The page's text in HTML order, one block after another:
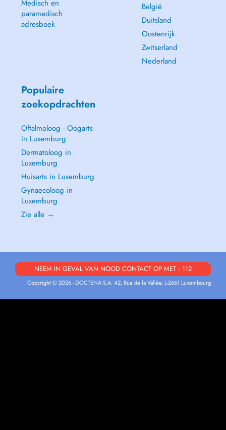
Medisch en
paramedisch
adresboek
België
Duitsland
Oostenrijk
Zwitserland
Nederland
Populaire
zoekopdrachten
Oftalmoloog - Oogarts
in Luxemburg
Dermatoloog in
Luxemburg
Huisarts in Luxemburg
Gynaecoloog in
Luxemburg
Zie alle →
NEEM IN GEVAL VAN NOOD CONTACT OP MET : 112
Copyright © 2026 - DOCTENA S.A. 42, Rue de la Vallée, L-2661 Luxembourg